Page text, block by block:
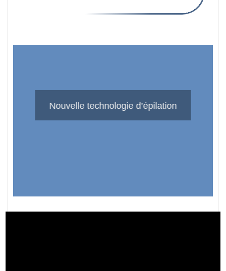
Nouvelle technologie d’épilation